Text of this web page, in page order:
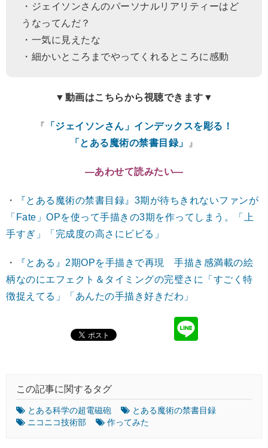
・ジェイソンさんのパーソナルリアリティーはど
うなってんだ？
・一気に見えたな
・細かいところまでやってくれるところに感動
▼動画はこちらから視聴できます▼
『 「ジェイソンさん」インデックスを彫る！
「とある魔術の禁書目録」
』
―あわせて読みたい―
・
『とある魔術の禁書目録』3期が待ちきれないファンが
「Fate」OPを使って手描きの3期を作ってしまう。「上
手すぎ」「完成度の高さにビビる」
・
『とある』2期OPを手描きで再現 手描き感満載の絵
柄なのにエフェクト＆タイミングの完璧さに「すごく特
徴捉えてる」「あんたの手描き好きだわ」
この記事に関するタグ
とある科学の超電磁砲
とある魔術の禁書目録
ニコニコ技術部
作ってみた